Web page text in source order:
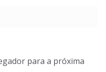
para a próxima